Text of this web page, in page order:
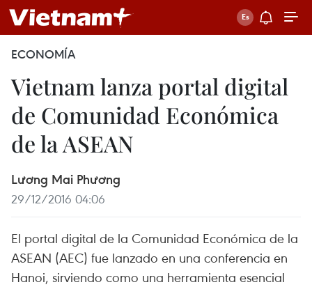
ECONOMÍA
Vietnam lanza portal digital
de Comunidad Económica
de la ASEAN
Lương Mai Phương
29/12/2016 04:06
El portal digital de la Comunidad Económica de la
ASEAN (AEC) fue lanzado en una conferencia en
Hanoi, sirviendo como una herramienta esencial